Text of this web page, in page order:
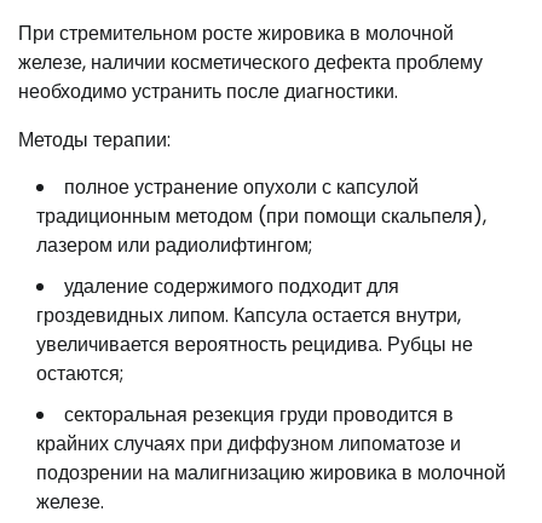
При стремительном росте жировика в молочной
железе, наличии косметического дефекта проблему
необходимо устранить после диагностики.
Методы терапии:
полное устранение опухоли с капсулой
традиционным методом (при помощи скальпеля),
лазером или радиолифтингом;
удаление содержимого подходит для
гроздевидных липом. Капсула остается внутри,
увеличивается вероятность рецидива. Рубцы не
остаются;
секторальная резекция груди проводится в
крайних случаях при диффузном липоматозе и
подозрении на малигнизацию жировика в молочной
железе.